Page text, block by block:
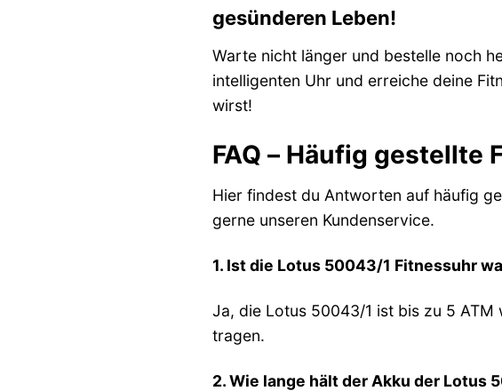
gesünderen Leben!
Warte nicht länger und bestelle noch
intelligenten Uhr und erreiche deine
wirst!
FAQ – Häufig
Hier findest du Antworten auf häufig
gerne unseren Kundenservice.
1. Ist die Lotus 50043/1 Fitnessuhr
Ja, die Lotus 50043/1 ist bis zu 5
tragen.
2. Wie lange hält der Akku der Lotus